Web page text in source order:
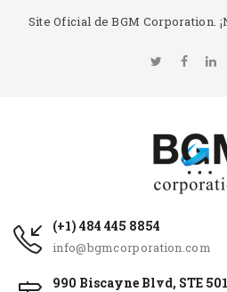
Site Oficial de BGM Corporation.
(+1) 484 445 8854
info@bgmcorporation.com
990 Biscayne Blvd, STE